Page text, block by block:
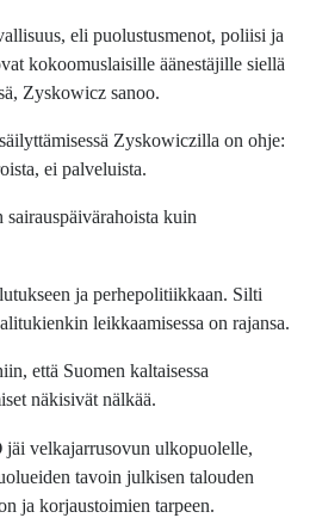
eli puolustusmenot, poliisi ja
kokoomuslaisille äänestäjille siellä
Zyskowicz sanoo.
Zyskowiczilla on ohje:
ei palveluista.
kuin
ja perhepolitiikkaan. Silti
leikkaamisessa on rajansa.
että Suomen kaltaisessa
näkisivät nälkää.
jäi velkajarrusovun ulkopuolelle,
tavoin julkisen talouden
ja korjaustoimien tarpeen.